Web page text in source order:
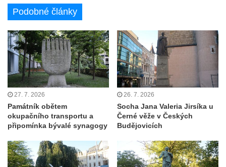
Socha Nepokořený v parku Rumburské
vzpoury v Rumburku
Pamětní deska obětem holokaustu u
židovského hřbitova v Kovanicích
Pamětní deska legionářům na Obecním
úřadě v Kovanicích
Pomník obětem 1. světové války v
Kovanicích
Pamětní deska Rudé armádě na radnici v
Trutnově
Podobné články
27. 7. 2026
Památník obětem
okupačního transportu a
připomínka bývalé synagogy
26. 7. 2026
Socha Jana Valeria Jirsíka u
Černé věže v Českých
Budějovicích